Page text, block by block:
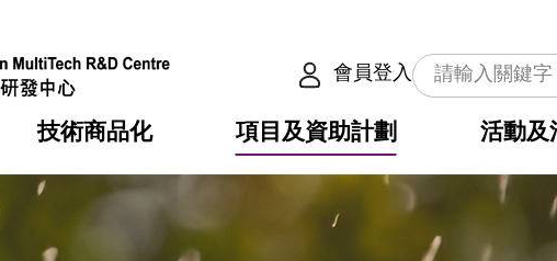
會員登入
機構簡介
服務範疇
技術商品化
服務
項目及資助計劃
合作計劃
活動及
活動
業界活動
會籍及服務